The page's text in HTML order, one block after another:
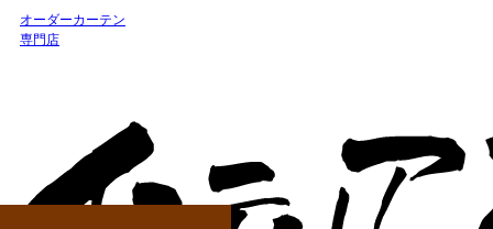
オーダーカーテン
専門店